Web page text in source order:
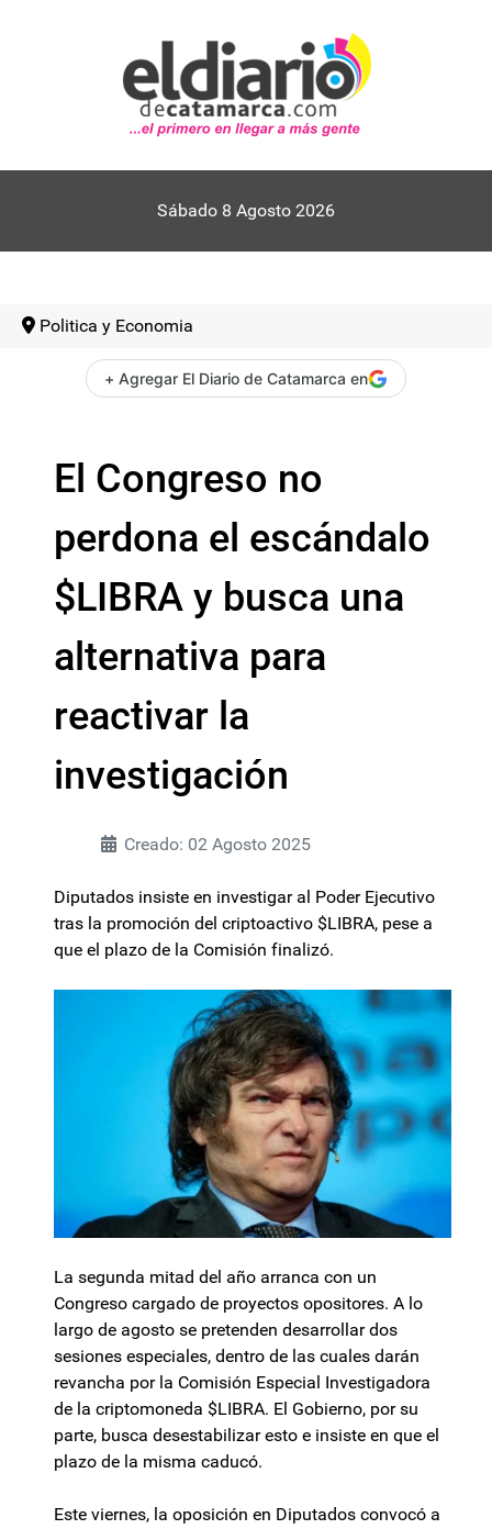
Sábado 8 Agosto 2026
Politica y Economia
+ Agregar El Diario de Catamarca en
El Congreso no
perdona el escándalo
$LIBRA y busca una
alternativa para
reactivar la
investigación
Creado: 02 Agosto 2025
Diputados insiste en investigar al Poder Ejecutivo
tras la promoción del criptoactivo $LIBRA, pese a
que el plazo de la Comisión finalizó.
La segunda mitad del año arranca con un
Congreso cargado de proyectos opositores. A lo
largo de agosto se pretenden desarrollar dos
sesiones especiales, dentro de las cuales darán
revancha por la Comisión Especial Investigadora
de la criptomoneda $LIBRA. El Gobierno, por su
parte, busca desestabilizar esto e insiste en que el
plazo de la misma caducó.
Este viernes, la oposición en Diputados convocó a